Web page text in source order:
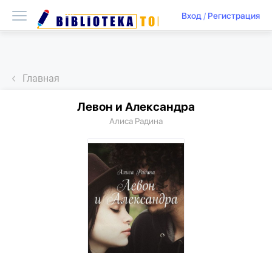
Вход/ Регистрация
Главная
Левон и Александра
Алиса Радина